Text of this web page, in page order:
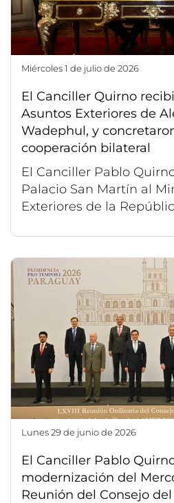
miércoles 1 de julio de 2026
El Canciller Quirno
Asuntos Exteriores de
Wadephul, y
cooperación bilateral
El Canciller Pablo
Palacio San Martín al
Exteriores de la
lunes 29 de junio de 2026
El Canciller Pablo
modernización del
Reunión del Consejo